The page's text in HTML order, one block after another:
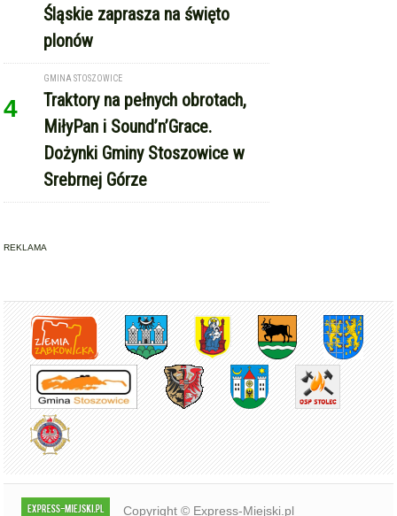
Śląskie zaprasza na święto
plonów
4
GMINA STOSZOWICE
Traktory na pełnych obrotach,
MiłyPan i Sound’n’Grace.
Dożynki Gminy Stoszowice w
Srebrnej Górze
REKLAMA
Copyright © Express-Miejski.pl